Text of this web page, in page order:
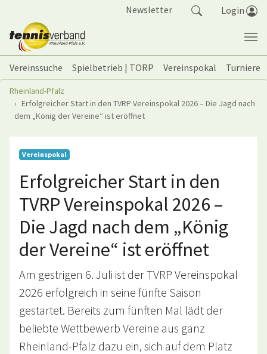
Newsletter Login
Vereinssuche Spielbetrieb | TORP Vereinspokal
Turniere
Sie sind hier:
Rheinland-Pfalz
Erfolgreicher Start in den TVRP Vereinspokal 2026 – Die Jagd nach
dem „König der Vereine“ ist eröffnet
Vereinspokal
Erfolgreicher Start in den
TVRP Vereinspokal 2026 –
Die Jagd nach dem „König
der Vereine“ ist eröffnet
Am gestrigen 6. Juli ist der TVRP Vereinspokal
2026 erfolgreich in seine fünfte Saison
gestartet. Bereits zum fünften Mal lädt der
beliebte Wettbewerb Vereine aus ganz
Rheinland-Pfalz dazu ein, sich auf dem Platz